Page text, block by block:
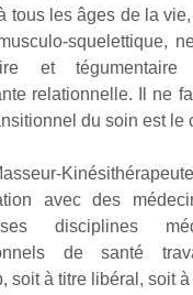
tous les âges de la
squelettique,
et
relationnelle. Il ne
du soin est le
avec des
disciplines
de santé
soit à titre libéral, soit